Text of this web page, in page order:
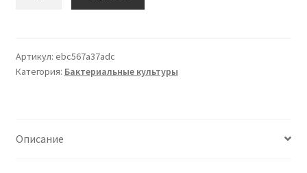
Baby
&
Probiotic
Артикул: ebc567a37adc
Категория: Бактериальные культуры
Описание